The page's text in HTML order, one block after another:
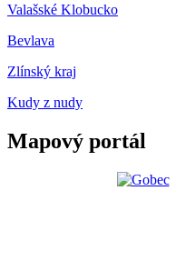
Valašské Klobucko
Bevlava
Zlínský kraj
Kudy z nudy
Mapový portál